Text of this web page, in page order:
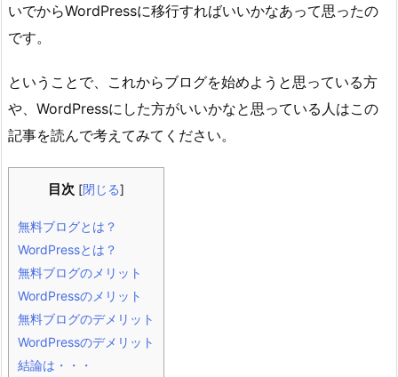
いでからWordPressに移行すればいいかなあって思ったの
です。
ということで、これからブログを始めようと思っている方
や、WordPressにした方がいいかなと思っている人はこの
記事を読んで考えてみてください。
目次 [閉じる]
無料ブログとは？
WordPressとは？
無料ブログのメリット
WordPressのメリット
無料ブログのデメリット
WordPressのデメリット
結論は・・・